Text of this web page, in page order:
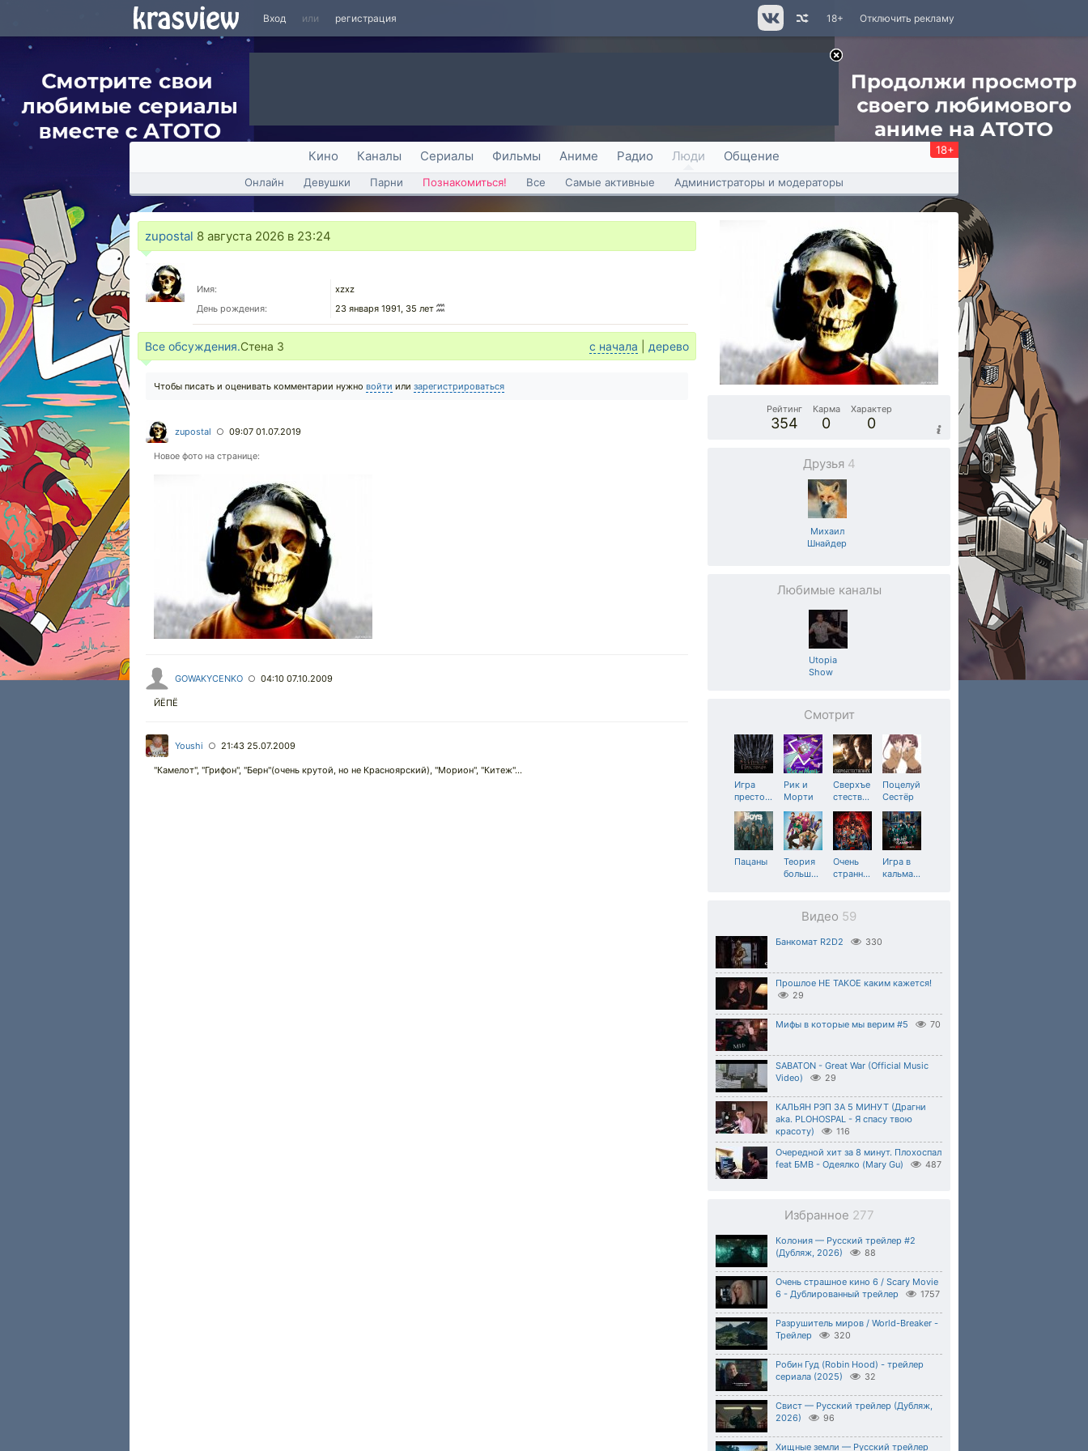
Вход или регистрация Отключить рекламу
18+
Кино Каналы Сериалы Фильмы Аниме Радио Люди Общение 18+
Онлайн Девушки Парни Познакомиться! Все Самые активные Администраторы и модераторы
zupostal 8 августа 2026 в 23:24
Имя:
xzxz
День рождения:
23 января 1991, 35 лет
Все обсуждения.Стена 3 с начала дерево
Чтобы писать и оценивать комментарии нужно войти или зарегистрироваться
zupostal ○ 09:07 01.07.2019
Новое фото на странице:
GOWAKYCENKO ○ 04:10 07.10.2009
ЙЁПЁ
Youshi ○ 21:43 25.07.2009
"Камелот", "Грифон", "Берн"(очень крутой, но не Красноярский), "Морион", "Китеж"...
Рейтинг
354
Карма
0
Характер
0
Друзья 4
Михаил
Шнайдер
Любимые каналы
Utopia
Show
Смотрит
Игра
престо…
Рик и
Морти
Сверхъе
стеств…
Поцелуй
Сестёр
Пацаны
Теория
больш…
Очень
странн…
Игра в
кальма…
Видео 59
Банкомат R2D2 330
Прошлое НЕ ТАКОЕ каким кажется!
29
Мифы в которые мы верим #5 70
SABATON - Great War (Official Music
Video)
29
КАЛЬЯН РЭП ЗА 5 МИНУТ (Драгни
aka. PLOHOSPAL - Я спасу твою
красоту)
116
Очередной хит за 8 минут. Плохоспал
feat БМВ - Одеялко (Mary Gu)
487
Избранное 277
Колония — Русский трейлер #2
(Дубляж, 2026)
88
Очень страшное кино 6 / Scary Movie
6 - Дублированный трейлер
1757
Разрушитель миров / World-Breaker -
Трейлер
320
Робин Гуд (Robin Hood) - трейлер
сериала (2025)
32
Свист — Русский трейлер (Дубляж,
2026)
96
Хищные земли — Русский трейлер